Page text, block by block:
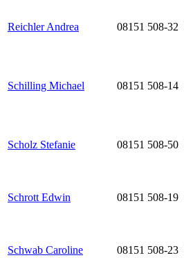
Reichler Andrea 08151 508-32
Schilling Michael 08151 508-14
Scholz Stefanie 08151 508-50
Schrott Edwin 08151 508-19
Schwab Caroline 08151 508-23